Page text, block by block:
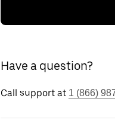
Have a question?
Call support at 1 (866)